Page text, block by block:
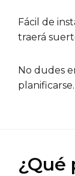
Fácil de
traerá
No dudes
planificarse.
¿Qué